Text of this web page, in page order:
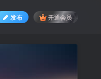
发布 开通会员